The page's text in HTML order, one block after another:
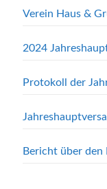
Verein Haus &
2024
Protokoll der
Bericht über den